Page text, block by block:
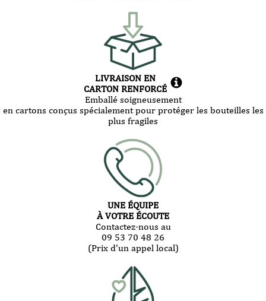
LIVRAISON EN
CARTON RENFORCÉ
Emballé soigneusement
en cartons conçus spécialement pour protéger les bouteilles les
plus fragiles
UNE ÉQUIPE
À VOTRE ÉCOUTE
Contactez-nous au
09 53 70 48 26
(Prix d'un appel local)